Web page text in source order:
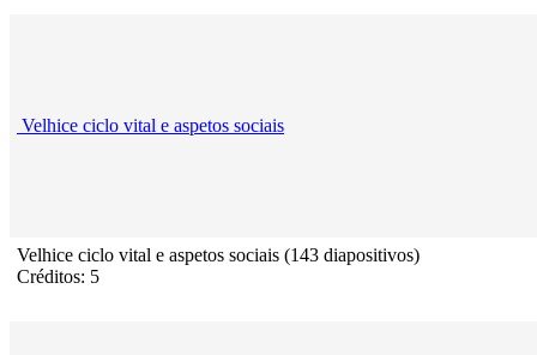
Velhice ciclo vital e aspetos sociais
Velhice ciclo vital e aspetos sociais (143 diapositivos)
Créditos: 5